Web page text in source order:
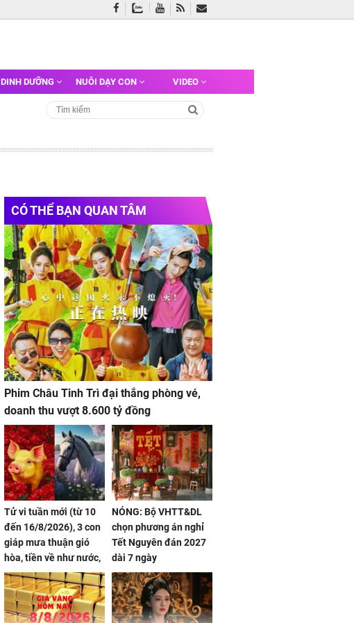
DINH DƯỠNG NUÔI DẠY CON VIDEO
CÓ THỂ BẠN QUAN TÂM
Phim Châu Tinh Trì đại thắng phòng vé,
doanh thu vượt 8.600 tỷ đồng
Tử vi tuần mới (từ 10
đến 16/8/2026), 3 con
giáp mưa thuận gió
hòa, tiền về như nước,
bạc vàng dư dả, Phú
Quý Vinh Hoa, vận
trình khai sáng
NÓNG: Bộ VHTT&DL
chọn phương án nghỉ
Tết Nguyên đán 2027
dài 7 ngày